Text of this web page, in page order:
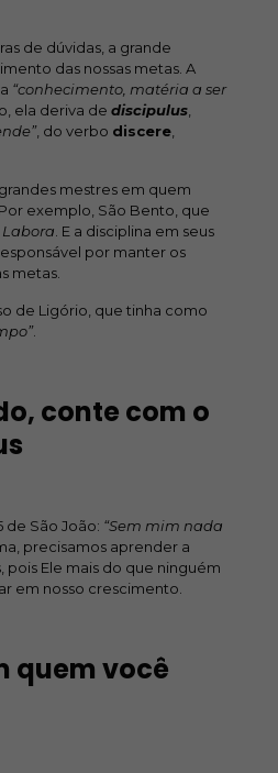
de dúvidas, a grande
das nossas metas. A
“conhecimento, matéria a ser
ela deriva de discipulus,
, do verbo discere,
mestres em quem
exemplo, São Bento, que
Labora . E a disciplina em seus
por manter os
metas.
de Ligório, que tinha como
.
conte com o
de São João: “Sem mim nada
precisamos aprender a
pois Ele mais do que ninguém
em nosso crescimento.
quem você